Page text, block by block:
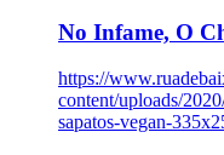
No Infame, O
https://
content/uploads/
sapatos-vegan-